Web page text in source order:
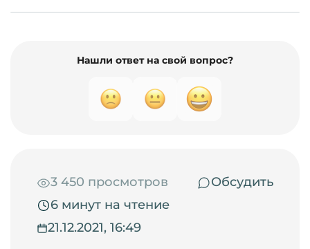
Нашли ответ на свой вопрос?
3 450 просмотров
Обсудить
6 минут на чтение
21.12.2021, 16:49